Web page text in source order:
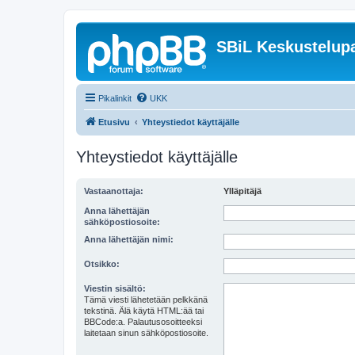
SBiL
Pikalinkit UKK
Etusivu Yhteystiedot käyttäjälle
Yhteystiedot käyttäjälle
Vastaanottaja: Ylläpitäjä
Anna lähettäjän
sähköpostiosoite:
Anna lähettäjän nimi:
Otsikko:
Viestin sisältö:
Tämä viesti lähetetään pelkkänä
tekstinä. Älä käytä HTML:ää tai
BBCode:a. Palautusosoitteeksi
laitetaan sinun sähköpostiosoite.